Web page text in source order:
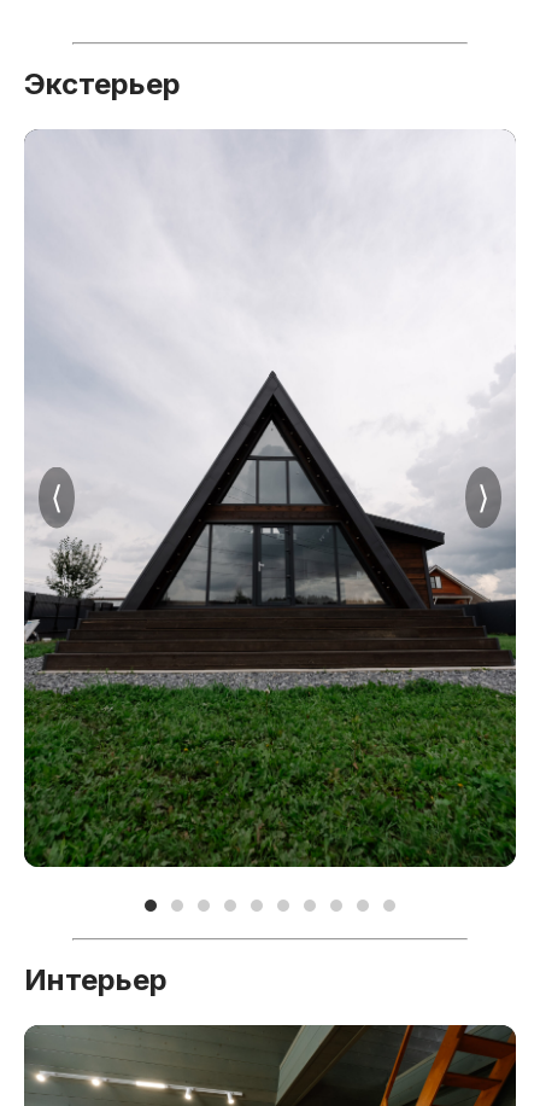
Экстерьер
⟨ ⟩
Интерьер
Новые проекты
Хочешь такой же?
Можно купить в ипотеку с
ежемесячным платежем